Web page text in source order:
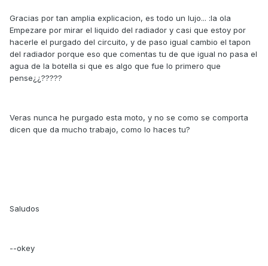
Gracias por tan amplia explicacion, es todo un lujo... :la ola
Empezare por mirar el liquido del radiador y casi que estoy por
hacerle el purgado del circuito, y de paso igual cambio el tapon
del radiador porque eso que comentas tu de que igual no pasa el
agua de la botella si que es algo que fue lo primero que
pense¿¿?????
Veras nunca he purgado esta moto, y no se como se comporta
dicen que da mucho trabajo, como lo haces tu?
Saludos
--okey